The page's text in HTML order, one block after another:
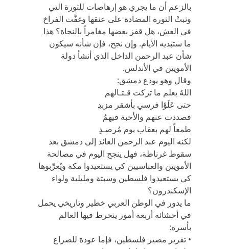
بالزعم أن ما يجري هو إرهاصات للثورة التي
وثبتْ الثورة المضادة على عنقها وغفَّت الفراخ
في العش، هل قفز بعضها مغامراً بالنجاة؟ هذا
ما ستبديه الأيام. وإن نجح، فإن شأنه سيكون
شأن عبد الرحمن الداخل الذي أنشأ دولة
الأمويين في الأندلس.
وقال وهو يودع دمشق:
اللهُ يعلم ما تركت قـتـالهم
حتى عَلَوْا فرسي بأشقر مزبدِ
فصددت عنهم والأحبة فيهمُ
طمعاً لهم بعقاب يوم مُرصـدِ
لكنه اليوم عبد الرحمن العائد إلى دمشق بعد
سقوط غرناطة، فهل ينجح اليوم في مصالحة
الأمويين والعباسيين كي يستعيدوا مكة ويُعرِّبوها
كي يستعيدوا فلسطين وسبتة ومليلية ولواء
الإسكندرون؟
ما يدور في الوطن العربي خطير وتاريخي يحمل
في أحشائه أربعة أمور ينخرط فيها العالم
بأسره:
• تقرير مصير فلسطين، فإما عودة للصراع